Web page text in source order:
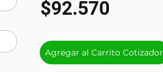
$92.570
Agregar al Carrito Cotizador